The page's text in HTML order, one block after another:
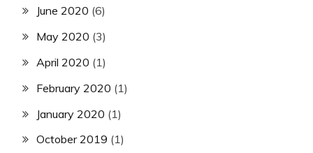
June 2020 (6)
May 2020 (3)
April 2020 (1)
February 2020 (1)
January 2020 (1)
October 2019 (1)